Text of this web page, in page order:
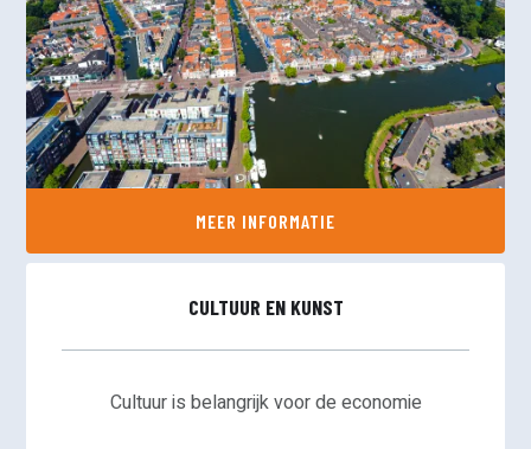
MEER INFORMATIE
CULTUUR EN KUNST
Cultuur is belangrijk voor de economie